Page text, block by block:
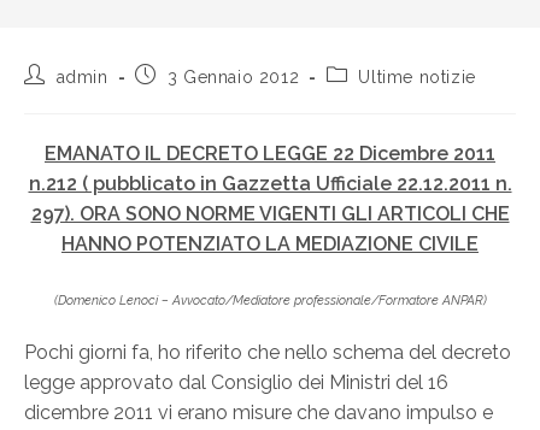
admin 3 Gennaio 2012 Ultime notizie
EMANATO IL DECRETO LEGGE 22 Dicembre 2011
n.212 ( pubblicato in Gazzetta Ufficiale 22.12.2011 n.
297). ORA SONO NORME VIGENTI GLI ARTICOLI CHE
HANNO POTENZIATO LA MEDIAZIONE CIVILE
(Domenico Lenoci – Avvocato/Mediatore professionale/Formatore ANPAR)
Pochi giorni fa, ho riferito che nello schema del decreto
legge approvato dal Consiglio dei Ministri del 16
dicembre 2011 vi erano misure che davano impulso e